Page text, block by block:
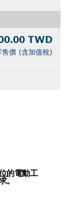
TWD
售價 (含加值稅)
的電動工
。